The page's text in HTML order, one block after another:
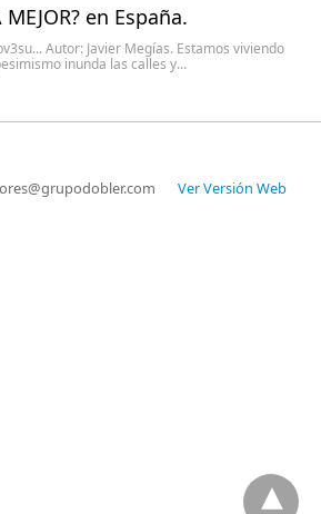
en España.
Autor: Javier Megías. Estamos viviendo
inunda las calles y…
Ver Versión Web